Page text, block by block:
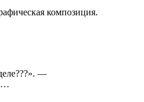
композиция.
—